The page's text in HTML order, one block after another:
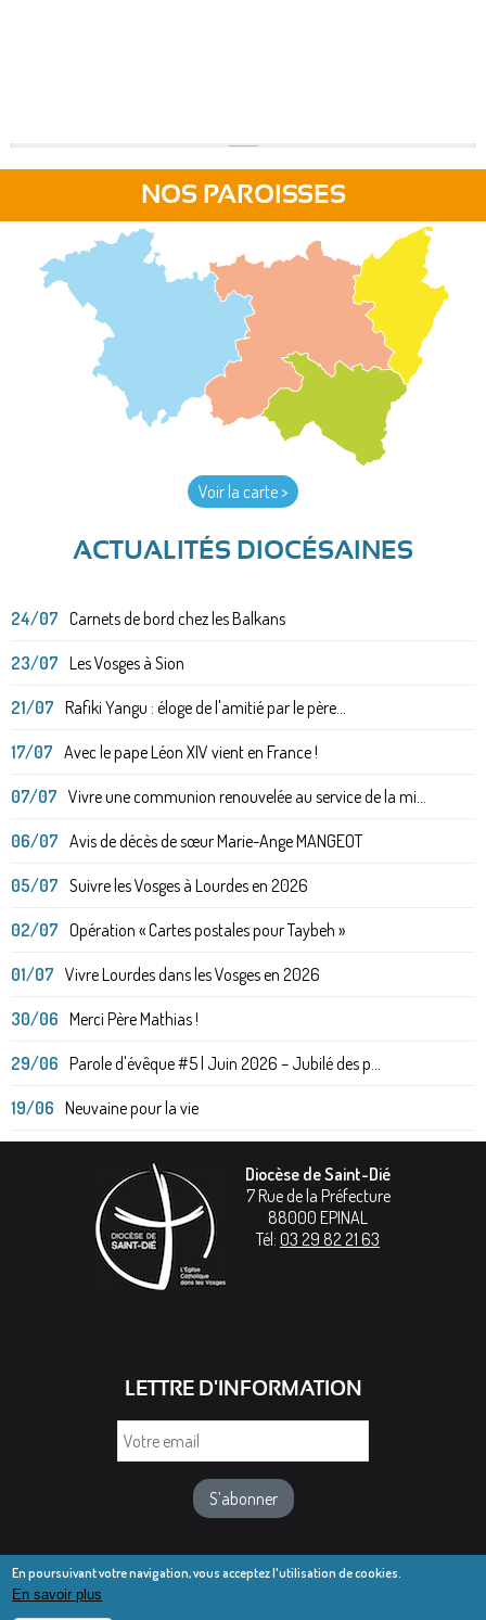
NOS PAROISSES
Voir la carte >
ACTUALITÉS DIOCÉSAINES
24/07 Carnets de bord chez les Balkans
23/07 Les Vosges à Sion
21/07 Rafiki Yangu : éloge de l'amitié par le père...
17/07 Avec le pape Léon XIV vient en France !
07/07 Vivre une communion renouvelée au service de la mi...
06/07 Avis de décès de sœur Marie-Ange MANGEOT
05/07 Suivre les Vosges à Lourdes en 2026
02/07 Opération « Cartes postales pour Taybeh »
01/07 Vivre Lourdes dans les Vosges en 2026
30/06 Merci Père Mathias !
29/06 Parole d'évêque #5 | Juin 2026 – Jubilé des p...
19/06 Neuvaine pour la vie
Diocèse de Saint-Dié
7 Rue de la Préfecture
88000 EPINAL
Tél: 03 29 82 21 63
LETTRE D'INFORMATION
En poursuivant votre navigation, vous acceptez l'utilisation de cookies.
En savoir plus